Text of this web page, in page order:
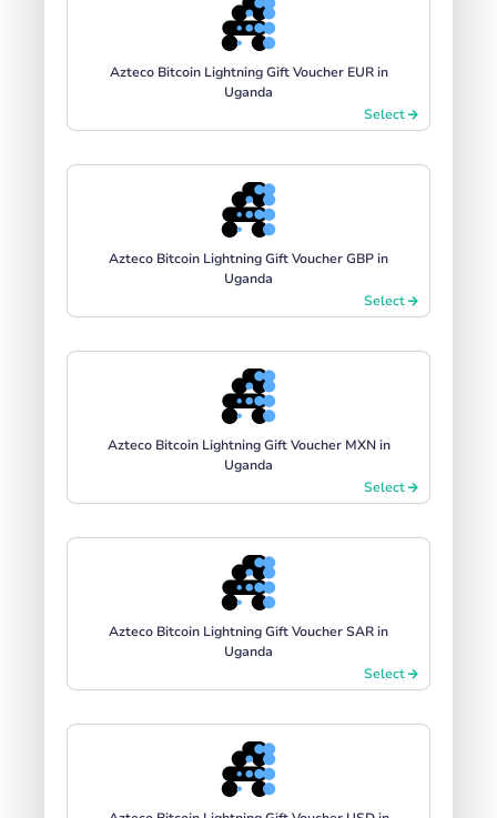
Azteco Bitcoin Lightning Gift Voucher EUR in
Uganda
Select
Azteco Bitcoin Lightning Gift Voucher GBP in
Uganda
Select
Azteco Bitcoin Lightning Gift Voucher MXN in
Uganda
Select
Azteco Bitcoin Lightning Gift Voucher SAR in
Uganda
Select